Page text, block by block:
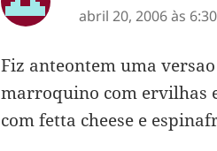
abril 20, 2006 às
Fiz anteontem uma
marroquino com ervilhas
com fetta cheese e